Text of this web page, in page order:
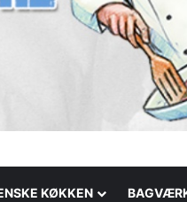
KØKKEN